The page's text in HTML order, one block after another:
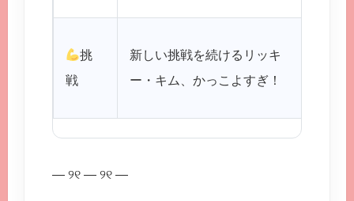
挑
戦
新しい挑戦を続けるリッキ
ー・キム、かっこよすぎ！
— ୨୧ — ୨୧ —